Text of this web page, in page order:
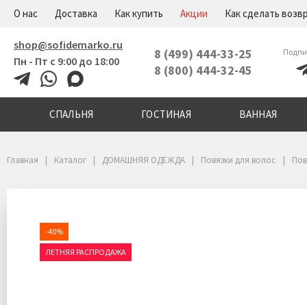
О нас Доставка Как купить Акции Как сделать
shop@sofidemarko.ru
Пн - Пт с 9:00 до 18:00
8 (499) 444-33-25
8 (800) 444-32-45
СПАЛЬНЯ ГОСТИНАЯ ВАННАЯ
Главная Каталог ДОМАШНЯЯ ОДЕЖДА Повязки для волос
-40%
ЛЕТНЯЯ РАСПРОДАЖА